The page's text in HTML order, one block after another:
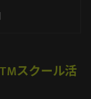
心を与える理由
曲制作の流れと
スクール活